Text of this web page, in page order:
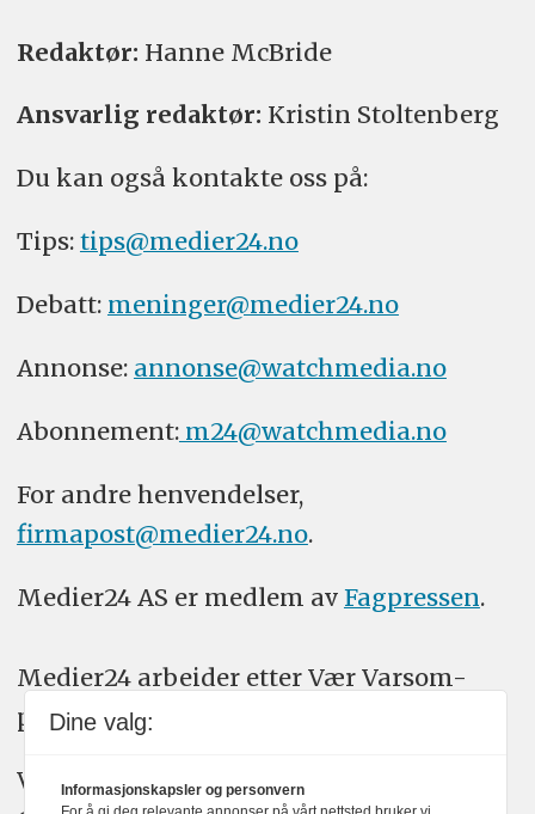
Redaktør: Hanne McBride
Ansvarlig redaktør: Kristin Stoltenberg
Du kan også kontakte oss på:
Tips: tips@medier24.no
Debatt: meninger@medier24.no
Annonse: annonse@watchmedia.no
Abonnement:m24@watchmedia.no
For andre henvendelser,
firmapost@medier24.no.
Medier24 AS er medlem av Fagpressen.
Medier24 arbeider etter Vær Varsom-
plakatens regler for god presseskikk.
Vi bruker KI-verktøy som ChatGPT,
Dine valg:
Informasjonskapsler og personvern